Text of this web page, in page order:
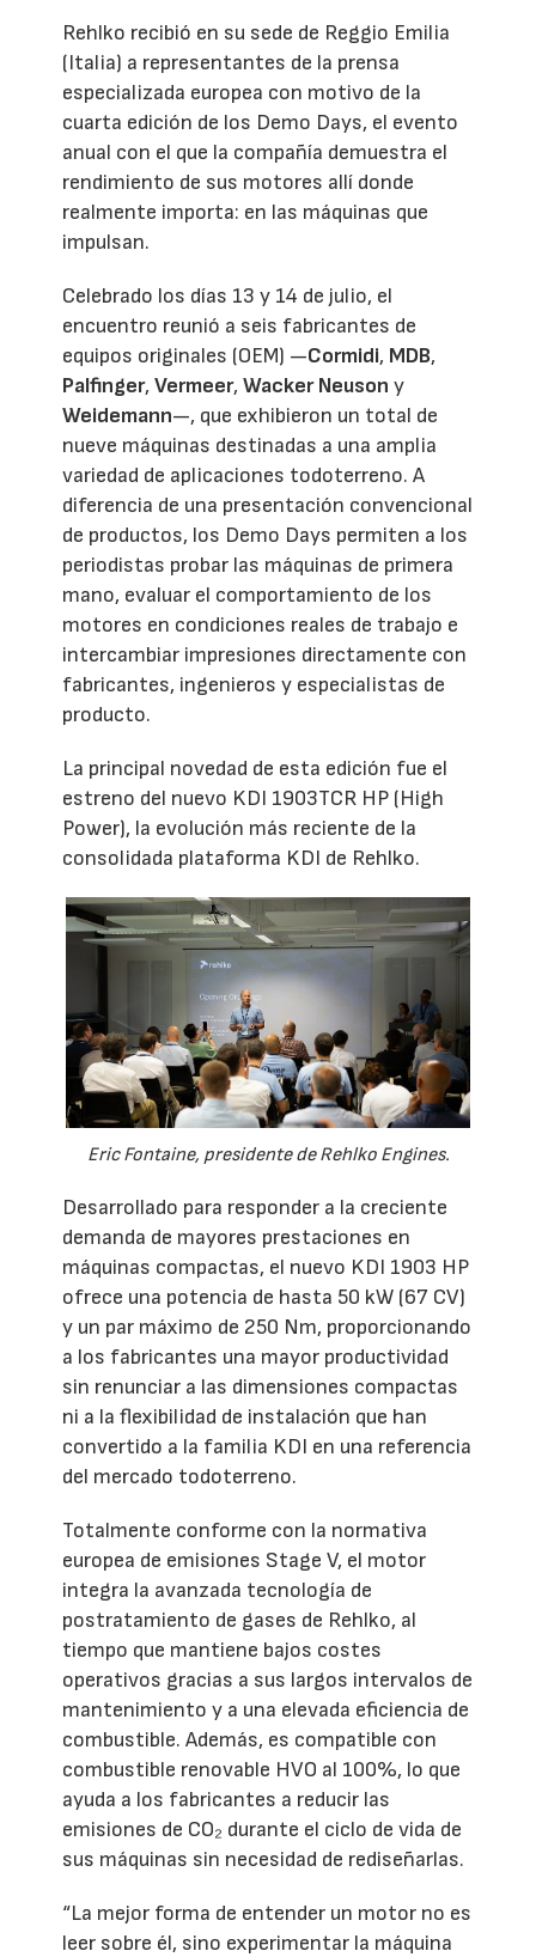
Rehlko recibió en su sede de Reggio Emilia
(Italia) a representantes de la prensa
especializada europea con motivo de la
cuarta edición de los Demo Days, el evento
anual con el que la compañía demuestra el
rendimiento de sus motores allí donde
realmente importa: en las máquinas que
impulsan.
Celebrado los días 13 y 14 de julio, el
encuentro reunió a seis fabricantes de
equipos originales (OEM) —Cormidi, MDB,
Palfinger,Vermeer,Wacker Neuson y
Weidemann—, que exhibieron un total de
nueve máquinas destinadas a una amplia
variedad de aplicaciones todoterreno. A
diferencia de una presentación convencional
de productos, los Demo Days permiten a los
periodistas probar las máquinas de primera
mano, evaluar el comportamiento de los
motores en condiciones reales de trabajo e
intercambiar impresiones directamente con
fabricantes, ingenieros y especialistas de
producto.
La principal novedad de esta edición fue el
estreno del nuevo KDI 1903TCR HP (High
Power), la evolución más reciente de la
consolidada plataforma KDI de Rehlko.
Eric Fontaine, presidente de Rehlko Engines.
Desarrollado para responder a la creciente
demanda de mayores prestaciones en
máquinas compactas, el nuevo KDI 1903 HP
ofrece una potencia de hasta 50 kW (67 CV)
y un par máximo de 250 Nm, proporcionando
a los fabricantes una mayor productividad
sin renunciar a las dimensiones compactas
ni a la flexibilidad de instalación que han
convertido a la familia KDI en una referencia
del mercado todoterreno.
Totalmente conforme con la normativa
europea de emisiones Stage V, el motor
integra la avanzada tecnología de
postratamiento de gases de Rehlko, al
tiempo que mantiene bajos costes
operativos gracias a sus largos intervalos de
mantenimiento y a una elevada eficiencia de
combustible. Además, es compatible con
combustible renovable HVO al 100%, lo que
ayuda a los fabricantes a reducir las
emisiones de CO₂ durante el ciclo de vida de
sus máquinas sin necesidad de rediseñarlas.
“La mejor forma de entender un motor no es
leer sobre él, sino experimentar la máquina